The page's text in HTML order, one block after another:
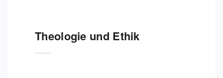
Theologie und Ethik